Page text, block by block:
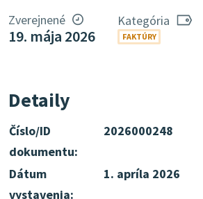
Zverejnené
19. mája 2026
Kategória
FAKTÚRY
Detaily
Číslo/ID
dokumentu:
2026000248
Dátum
vystavenia:
1. apríla 2026